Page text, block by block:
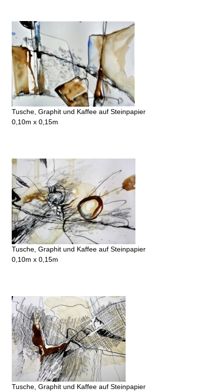
Tusche, Graphit und Kaffee auf Steinpapier
0,10m x 0,15m
Tusche, Graphit und Kaffee auf Steinpapier
0,10m x 0,15m
Tusche, Graphit und Kaffee auf Steinpapier